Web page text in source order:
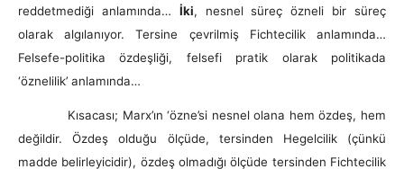
reddetmediği anlamında… İki, nesnel süreç özneli bir süreç
olarak algılanıyor. Tersine çevrilmiş Fichtecilik anlamında…
Felsefe-politika özdeşliği, felsefi pratik olarak politikada
‘öznelilik’ anlamında…
Kısacası; Marx’ın ‘özne’si nesnel olana hem özdeş, hem
değildir. Özdeş olduğu ölçüde, tersinden Hegelcilik (çünkü
madde belirleyicidir), özdeş olmadığı ölçüde tersinden Fichtecilik